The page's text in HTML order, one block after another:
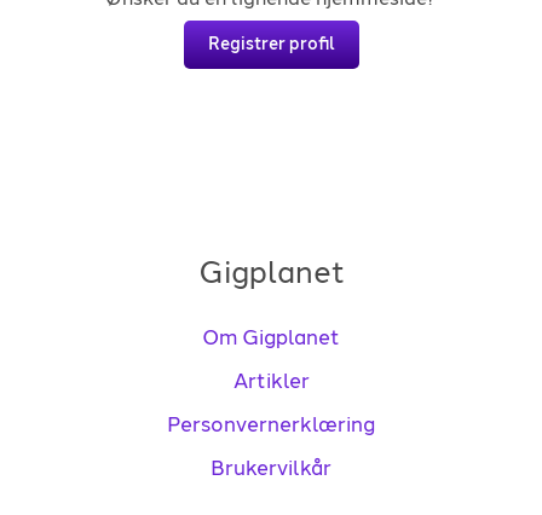
Registrer profil
Gigplanet
Om Gigplanet
Artikler
Personvernerklæring
Brukervilkår